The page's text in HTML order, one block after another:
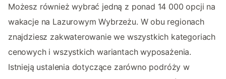
Możesz również wybrać jedną z ponad 14 000 opcji na
wakacje na Lazurowym Wybrzeżu. W obu regionach
znajdziesz zakwaterowanie we wszystkich kategoriach
cenowych i wszystkich wariantach wyposażenia.
Istnieją ustalenia dotyczące zarówno podróży w